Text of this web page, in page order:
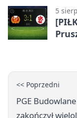
5
<< Poprzedni
PGE
zakończył